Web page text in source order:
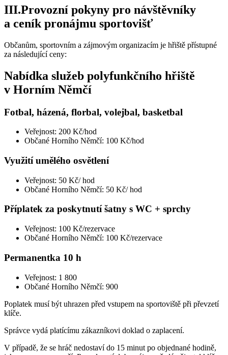
III.Provozní pokyny pro návštěvníky
a ceník pronájmu sportovišť
Občanům, sportovním a zájmovým organizacím je hřiště přístupné
za následující ceny:
Nabídka služeb polyfunkčního hřiště
v Horním Němčí
Fotbal, házená, florbal, volejbal, basketbal
Veřejnost: 200 Kč/hod
Občané Horního Němčí: 100 Kč/hod
Využití umělého osvětlení
Veřejnost: 50 Kč/ hod
Občané Horního Němčí: 50 Kč/ hod
Příplatek za poskytnutí šatny s WC + sprchy
Veřejnost: 100 Kč/rezervace
Občané Horního Němčí: 100 Kč/rezervace
Permanentka 10 h
Veřejnost: 1 800
Občané Horního Němčí: 900
Poplatek musí být uhrazen před vstupem na sportoviště při převzetí
klíče.
Správce vydá platícímu zákazníkovi doklad o zaplacení.
V případě, že se hráč nedostaví do 15 minut po objednané hodině,